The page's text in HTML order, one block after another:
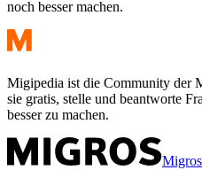
noch besser machen.
Migipedia ist die Community der
sie gratis, stelle und beantworte
besser zu machen.